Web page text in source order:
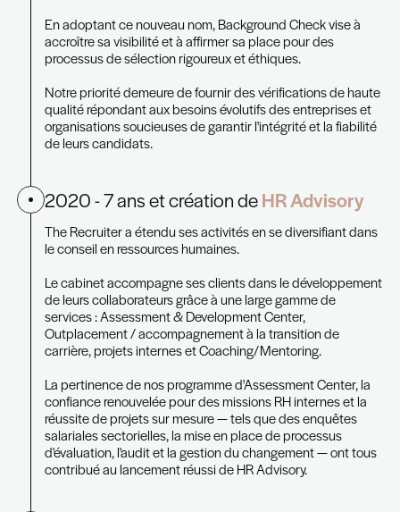
Depuis lors, nous nous sommes attachés à
services de recrutement fiables, fondés sur le
professionnalisme et l'intégrité.
Notre ambition était de devenir un partenaire
pour les entreprises en quête de solutions
efficaces, et nous nous efforçons de
besoins uniques de chaque client pour offrir
2014 - Une année de succès pour
Recruiter
Nous avons été ravis de célébrer notre premier
avec l'ensemble de nos clients, candidats,
abonnés LinkedIn !
Au cours de notre première année, nous avons
de nombreux mandats pour le compte
luxembourgeoises et internationales, en nous
dans le recrutement de chefs de projet, de
commerciaux et IT, d'ingénieurs logiciels,